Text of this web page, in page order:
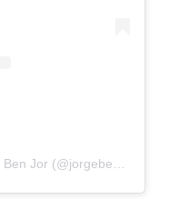
Um post compartilhado por Jorge Ben Jor (@jorgebenjoroficial)